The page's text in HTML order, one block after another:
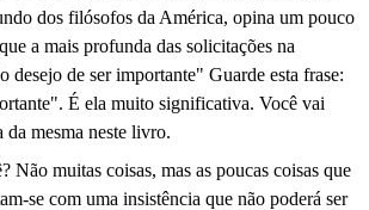
dos filósofos da América, opina um pouco
a mais profunda das solicitações na
desejo de ser importante" Guarde esta frase:
É ela muito significativa. Você vai
da mesma neste livro.
Não muitas coisas, mas as poucas coisas que
se com uma insistência que não poderá ser